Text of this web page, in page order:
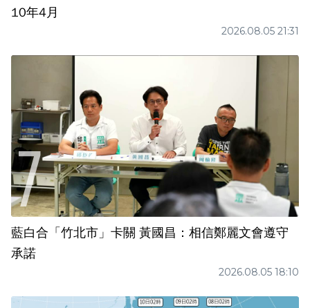
10年4月
2026.08.05 21:31
藍白合「竹北市」卡關 黃國昌：相信鄭麗文會遵守
承諾
2026.08.05 18:10